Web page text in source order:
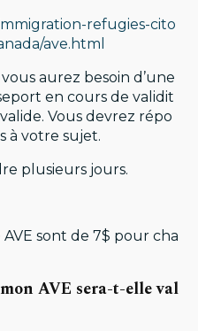
refugies-cito
ave.html
aurez besoin d’une
en cours de validit
Vous devrez répo
à votre sujet.
plusieurs jours.
sont de 7$ pour cha
AVE sera-t-elle val